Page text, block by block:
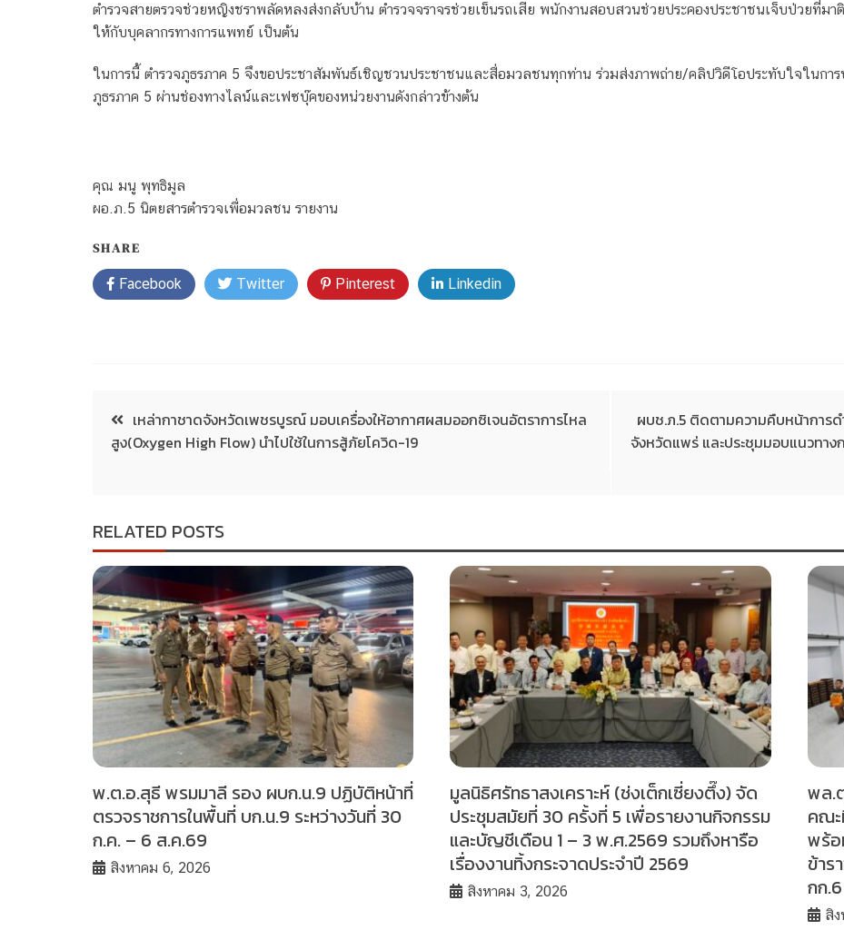
ตำรวจสายตรวจช่วยหญิงชราพลัดหลงส่งกลับบ้าน ตำรวจจราจรช่วยเข็นรถเสีย พนักงานสอบสวนช่วยประคองประชาชนเจ็บป่วยที่มา
ให้กับบุคลากรทางการแพทย์ เป็นต้น
ในการนี้ ตำรวจภูธรภาค 5 จึงขอประชาสัมพันธ์เชิญชวนประชาชนและสื่อมวลชนทุกท่าน ร่วมส่งภาพถ่าย/คลิปวิดีโอประทับใจในการ
ภูธรภาค 5 ผ่านช่องทางไลน์และเฟซบุ๊คของหน่วยงานดังกล่าวข้างต้น
คุณ มนู พุทธิมูล
ผอ.ภ.5 นิตยสารตำรวจเพื่อมวลชน รายงาน
SHARE
Facebook Twitter Pinterest Linkedin
เหล่ากาชาดจังหวัดเพชรบูรณ์ มอบเครื่องให้อากาศผสมออกซิเจนอัตราการไหล
สูง(Oxygen High Flow) นำไปใช้ในการสู้ภัยโควิด-19
ผบช.ภ.5 ติดตามความคืบหน้าการด
จังหวัดแพร่ และประชุมมอบแนวทา
RELATED POSTS
พ.ต.อ.สุธี พรมมาลี รอง ผบก.น.9 ปฏิบัติหน้าที่
ตรวจราชการในพื้นที่ บก.น.9 ระหว่างวันที่ 30
ก.ค. – 6 ส.ค.69
สิงหาคม 6, 2026
มูลนิธิศรัทธาสงเคราะห์ (ช่งเต็กเซี่ยงตึ๊ง) จัด
ประชุมสมัยที่ 30 ครั้งที่ 5 เพื่อรายงานกิจกรรม
และบัญชีเดือน 1 – 3 พ.ศ.2569 รวมถึงหารือ
เรื่องงานทิ้งกระจาดประจำปี 2569
สิงหาคม 3, 2026
พล.
คณะ
พร้
ข้าร
กก
สิ